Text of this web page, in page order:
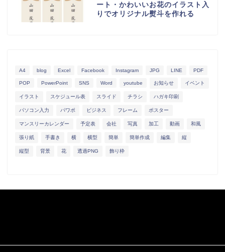
ート・かわいいお花のイラスト入
りでオリジナル熨斗を作れる
A4 blog Excel Facebook Instagram JPG LINE PDF
POP PowerPoint SNS Word youtube お知らせ イベント
イラスト スケジュール表 スライド チラシ ハガキ印刷
パソコン入力 パワポ ビジネス フレーム ポスター
マンスリーカレンダー 予定表 会社 写真 加工 動画 和風
張り紙 手書き 横 横型 簡単 簡単作成 編集 縦
縦型 背景 花 透過PNG 飾り枠